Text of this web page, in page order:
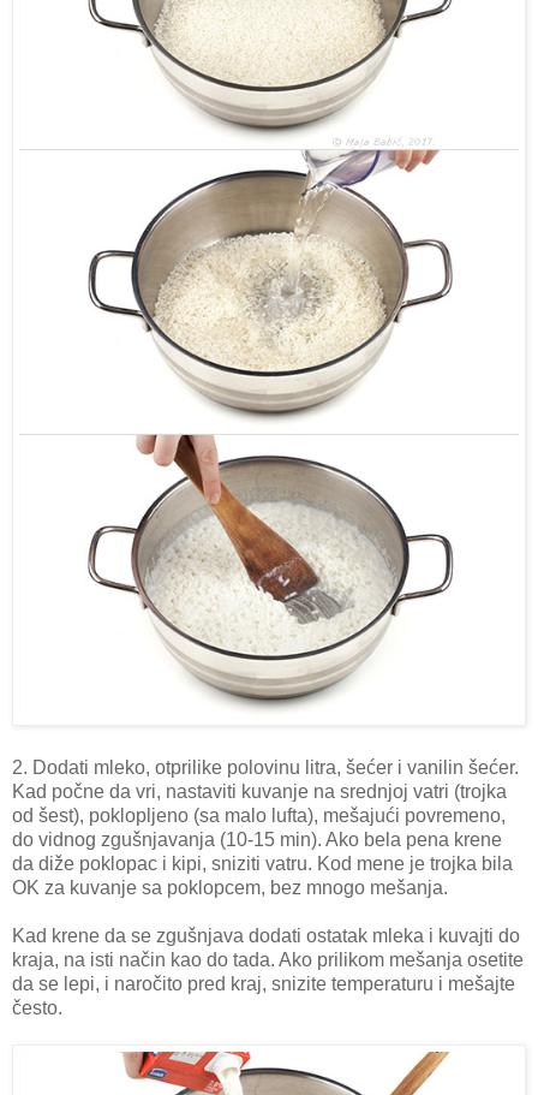
2. Dodati mleko, otprilike polovinu litra, šećer i vanilin šećer.
Kad počne da vri, nastaviti kuvanje na srednjoj vatri (trojka
od šest), poklopljeno (sa malo lufta), mešajući povremeno,
do vidnog zgušnjavanja (10-15 min). Ako bela pena krene
da diže poklopac i kipi, sniziti vatru. Kod mene je trojka bila
OK za kuvanje sa poklopcem, bez mnogo mešanja.
Kad krene da se zgušnjava dodati ostatak mleka i kuvajti do
kraja, na isti način kao do tada. Ako prilikom mešanja osetite
da se lepi, i naročito pred kraj, snizite temperaturu i mešajte
često.